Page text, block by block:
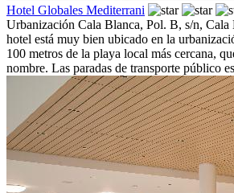
Hotel Globales Mediterrani
Urbanización Cala Blanca, Pol. B, s/n, Cala
hotel está muy bien ubicado en la
100 metros de la playa local más cercana,
nombre. Las paradas de transporte público